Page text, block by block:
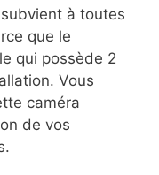
à toutes
que le
qui possède 2
Vous
caméra
de vos